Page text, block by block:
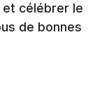
célébrer le
de bonnes